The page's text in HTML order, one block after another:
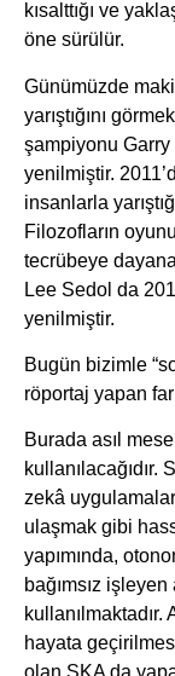
kısalttığı ve
öne sürülür.
Günümüzde
yarıştığını
şampiyonu Garry
yenilmiştir.
insanlarla
Filozofların
tecrübeye
Lee Sedol da
yenilmiştir.
Bugün bizimle
röportaj yapan
Burada asıl
zekâ
ulaşmak gibi
yapımında,
bağımsız
kullanılmaktadır.
hayata